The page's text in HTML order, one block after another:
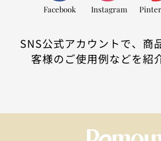
Facebook Instagram
SNS公式アカウントで、商
客様のご使用例などを紹